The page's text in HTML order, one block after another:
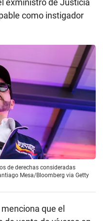
exministro de Justicia
como instigador
de derechas consideradas
Mesa/Bloomberg via Getty
que el